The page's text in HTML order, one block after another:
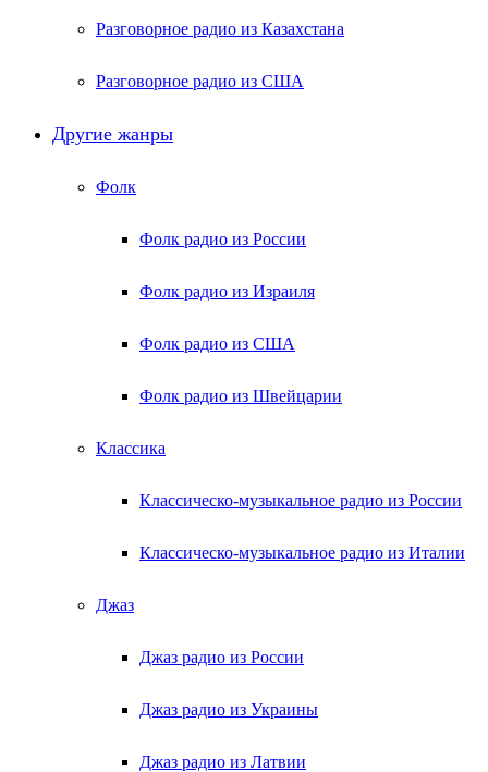
Разговорное радио из Казахстана
Разговорное радио из США
Другие жанры
Фолк
Фолк радио из России
Фолк радио из Израиля
Фолк радио из США
Фолк радио из Швейцарии
Классика
Классическо-музыкальное радио из России
Классическо-музыкальное радио из Италии
Джаз
Джаз радио из России
Джаз радио из Украины
Джаз радио из Латвии